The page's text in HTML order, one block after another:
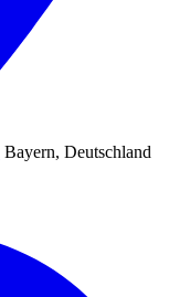
Bayern, Deutschland